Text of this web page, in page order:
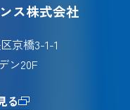
ス株式会社
京橋3-1-1
ン20F
る